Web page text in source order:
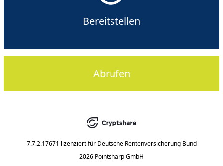
Bereitstellen
Abrufen
7.7.2.17671 lizenziert für Deutsche Rentenversicherung Bund
2026 Pointsharp GmbH